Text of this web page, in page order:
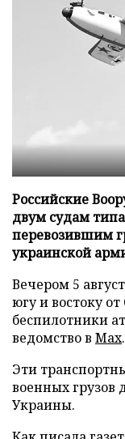
Российские
двум судам
перевозившим
украинской
Вечером 5
югу и востоку
беспилотники
ведомство в Max.
Эти
военных грузов
Украины.